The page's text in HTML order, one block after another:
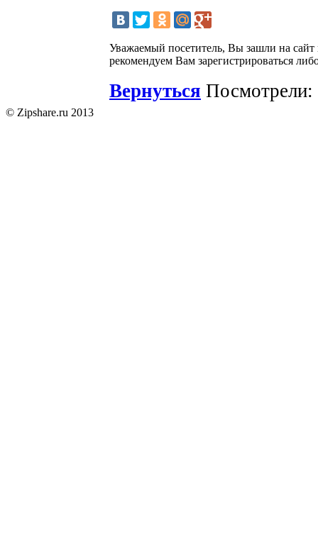
Уважаемый посетитель, Вы зашли на
рекомендуем Вам зарегистрироваться
Вернуться Посмотрели:
© Zipshare.ru 2013